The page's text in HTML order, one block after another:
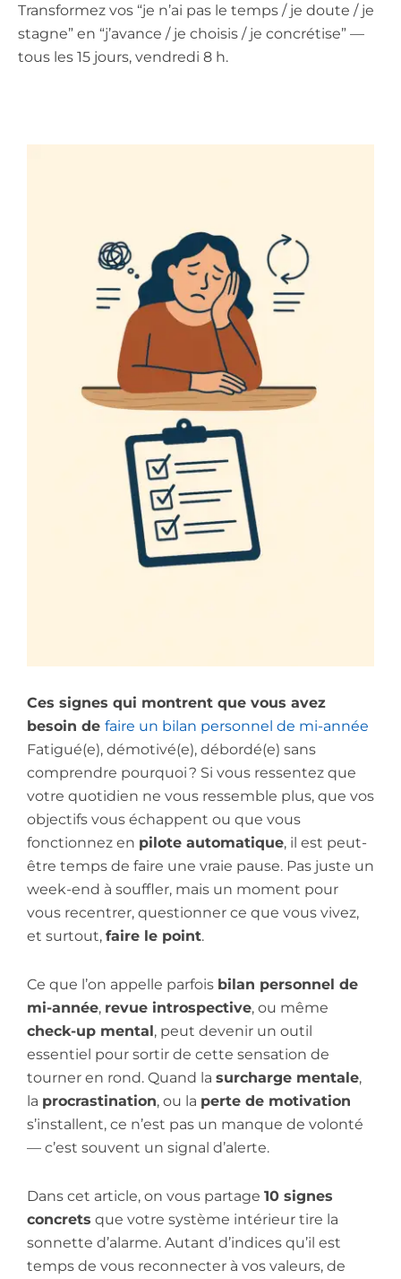
Transformez vos “je n’ai pas le temps / je doute / je
stagne” en “j’avance / je choisis / je concrétise” —
tous les 15 jours, vendredi 8 h.
Ces signes qui montrent que vous avez
besoin de faire un bilan personnel de mi-année
Fatigué(e), démotivé(e), débordé(e) sans
comprendre pourquoi ? Si vous ressentez que
votre quotidien ne vous ressemble plus, que vos
objectifs vous échappent ou que vous
fonctionnez en pilote automatique, il est peut-
être temps de faire une vraie pause. Pas juste un
week-end à souffler, mais un moment pour
vous recentrer, questionner ce que vous vivez,
et surtout, faire le point.
Ce que l’on appelle parfois bilan personnel de
mi-année, revue introspective, ou même
check-up mental, peut devenir un outil
essentiel pour sortir de cette sensation de
tourner en rond. Quand la surcharge mentale,
la procrastination, ou la perte de motivation
s’installent, ce n’est pas un manque de volonté
— c’est souvent un signal d’alerte.
Dans cet article, on vous partage 10 signes
concrets que votre système intérieur tire la
sonnette d’alarme. Autant d’indices qu’il est
temps de vous reconnecter à vos valeurs, de